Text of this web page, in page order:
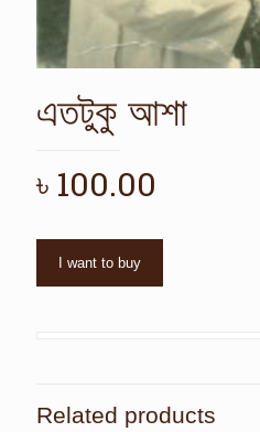
এতটুকু আশা
৳ 100.00
I want to buy
Related products